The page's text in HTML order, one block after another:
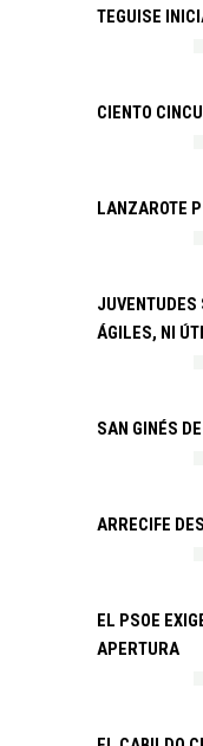
TEGUISE
CIENTO
LANZAROTE
JUVENTUDES
ÁGILES, NI
SAN GINÉS
ARRECIFE
EL PSOE
APERTURA